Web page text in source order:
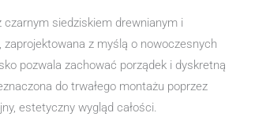
czarnym siedziskiem drewnianym i
z myślą o nowoczesnych
pozwala zachować porządek i dyskretną
do trwałego montażu poprzez
estetyczny wygląd całości.